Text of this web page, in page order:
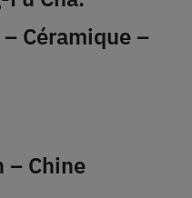
Céramique –
– Chine